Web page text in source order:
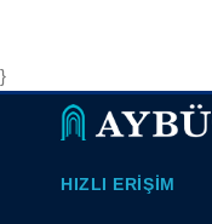
}
HIZLI ERIŞIM